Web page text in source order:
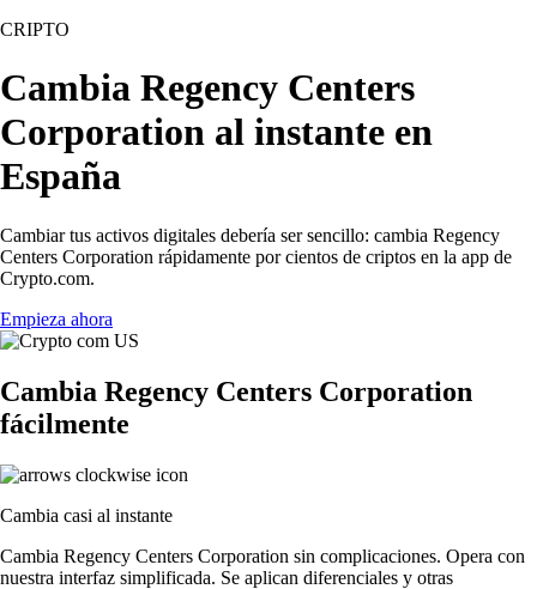
CRIPTO
Cambia Regency Centers
Corporation al instante en
España
Cambiar tus activos digitales debería ser sencillo: cambia Regency
Centers Corporation rápidamente por cientos de criptos en la app de
Crypto.com.
Empieza ahora
Cambia Regency Centers Corporation
fácilmente
Cambia casi al instante
Cambia Regency Centers Corporation sin complicaciones. Opera con
nuestra interfaz simplificada. Se aplican diferenciales y otras